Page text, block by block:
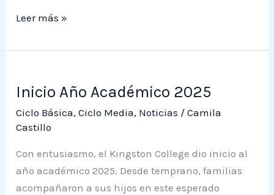
Leer más »
Inicio Año Académico 2025
Ciclo Básica,Ciclo Media, Noticias /Camila
Castillo
Con entusiasmo, el Kingston College dio inicio al
año académico 2025. Desde temprano, familias
acompañaron a sus hijos en este esperado
Año
Académico
2025